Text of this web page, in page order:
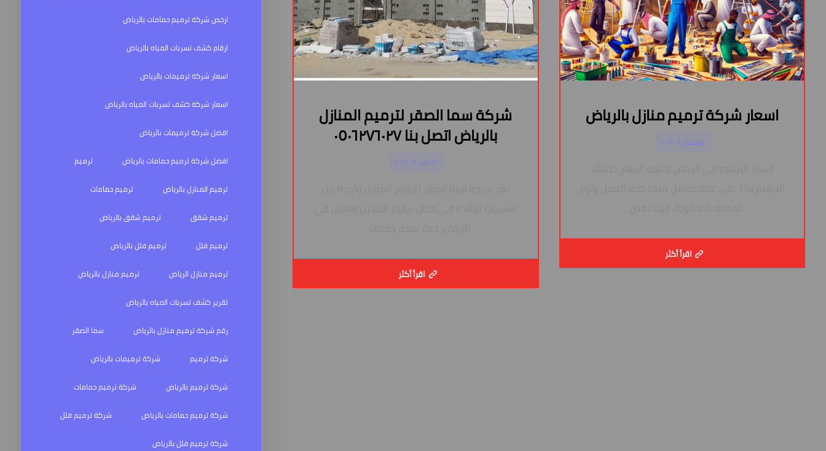
اسعار شركة ترميم منازل بالرياض
نوفمبر ٦, ٢٠٢٤
اقرأ أكثر
شركة سما الصقر لترميم المنازل
بالرياض اتصل بنا ٠٥٠٦٢٧٦٠٢٧
أكتوبر ٥, ٢٠٢٤
اقرأ أكثر
ارخص شركة ترميم حمامات بالرياض
ارقام كشف تسربات المياه بالرياض
اسعار شركة ترميمات بالرياض
اسعار شركة كشف تسربات المياه بالرياض
افضل شركة ترميمات بالرياض
افضل شركة ترميم حمامات بالرياض
ترميم
ترميم المنازل بالرياض
ترميم حمامات
ترميم شقق
ترميم شقق بالرياض
ترميم فلل
ترميم فلل بالرياض
ترميم منازل الرياض
ترميم منازل بالرياض
تقرير كشف تسربات المياه بالرياض
رقم شركة ترميم منازل بالرياض
سما الصقر
شركة ترميم
شركة ترميمات بالرياض
شركة ترميم بالرياض
شركة ترميم حمامات
شركة ترميم حمامات بالرياض
شركة ترميم فلل
شركة ترميم فلل بالرياض